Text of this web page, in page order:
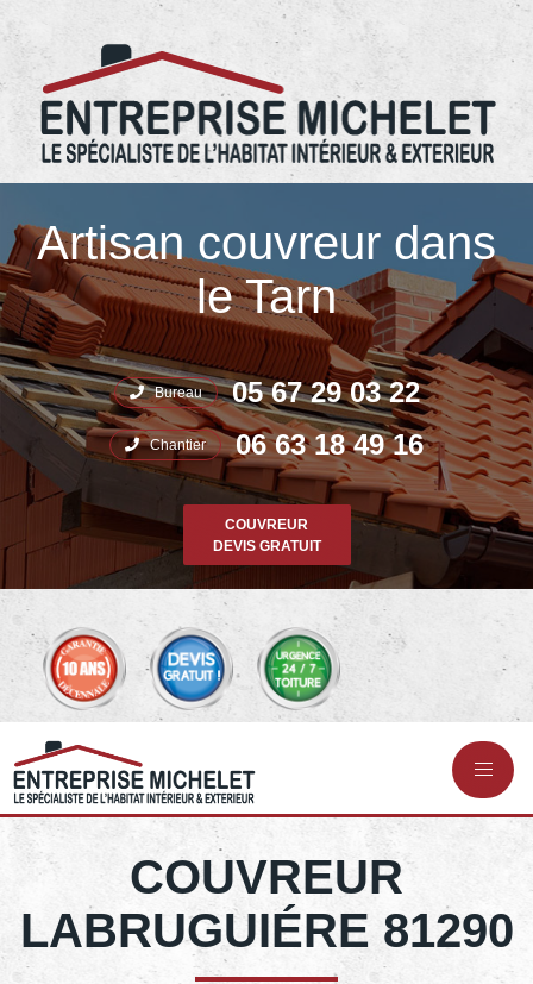
05.67.29.03.22 Entreprise Michelet
Artisan couvreur dans
le Tarn
Bureau 05 67 29 03 22
Chantier 06 63 18 49 16
COUVREUR
DEVIS GRATUIT
COUVREUR
LABRUGUIÉRE 81290